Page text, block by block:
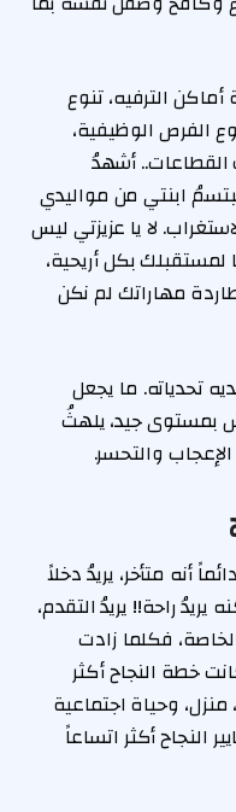
الترفيه، تنوع
الفرص الوظيفية،
أشهدُ
ابنتي من مواليدي
لا يا عزيزتي ليس
لمستقبلك بكل أريحية،
مهاراتك لم نكن
تحدياته. ما يجعل
بمستوى جيد، يلهثُ
والتحسر.
أنه متأخر، يريدُ دخلاً
يريدُ راحة!! يريدُ التقدم،
فكلما زادت
خطة النجاح أكثر
وحياة اجتماعية
النجاح أكثر اتساعاً